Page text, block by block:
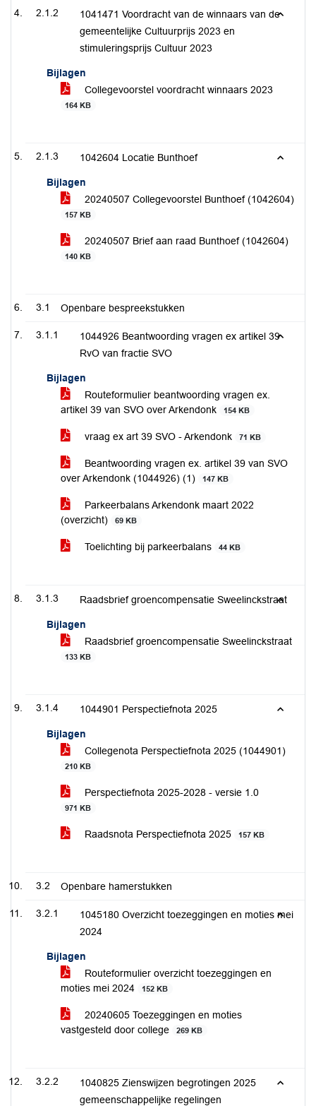
2.1.2
1041471 Voordracht van de winnaars van de
gemeentelijke Cultuurprijs 2023 en
stimuleringsprijs Cultuur 2023
Bijlagen
Collegevoorstel voordracht winnaars 2023
164 KB
2.1.3 1042604 Locatie Bunthoef
Bijlagen
20240507 Collegevoorstel Bunthoef (1042604)
157 KB
20240507 Brief aan raad Bunthoef (1042604)
140 KB
3.1 Openbare bespreekstukken
3.1.1
1044926 Beantwoording vragen ex artikel 39
RvO van fractie SVO
Bijlagen
Routeformulier beantwoording vragen ex.
artikel 39 van SVO over Arkendonk
154 KB
vraag ex art 39 SVO - Arkendonk 71 KB
Beantwoording vragen ex. artikel 39 van SVO
over Arkendonk (1044926) (1)
147 KB
Parkeerbalans Arkendonk maart 2022
(overzicht)
69 KB
Toelichting bij parkeerbalans 44 KB
3.1.3 Raadsbrief groencompensatie Sweelinckstraat
Bijlagen
Raadsbrief groencompensatie Sweelinckstraat
133 KB
3.1.4 1044901 Perspectiefnota 2025
Bijlagen
Collegenota Perspectiefnota 2025 (1044901)
210 KB
Perspectiefnota 2025-2028 - versie 1.0
971 KB
Raadsnota Perspectiefnota 2025 157 KB
3.2 Openbare hamerstukken
3.2.1
1045180 Overzicht toezeggingen en moties mei
2024
Bijlagen
Routeformulier overzicht toezeggingen en
moties mei 2024
152 KB
20240605 Toezeggingen en moties
vastgesteld door college
269 KB
3.2.2
1040825 Zienswijzen begrotingen 2025
gemeenschappelijke regelingen